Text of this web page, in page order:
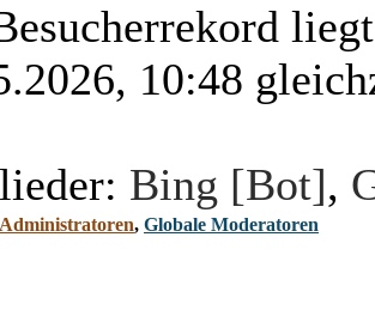
10:48
Bing [Bot],
Administratoren, Globale Moderatoren